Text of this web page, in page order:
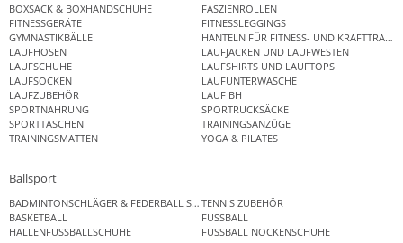
BOXSACK & BOXHANDSCHUHE
FASZIENROLLEN
FITNESSGERÄTE
FITNESSLEGGINGS
GYMNASTIKBÄLLE
HANTELN FÜR FITNESS- UND
LAUFHOSEN
LAUFJACKEN UND LAUFWESTEN
LAUFSCHUHE
LAUFSHIRTS UND LAUFTOPS
LAUFSOCKEN
LAUFUNTERWÄSCHE
LAUFZUBEHÖR
LAUF BH
SPORTNAHRUNG
SPORTRUCKSÄCKE
SPORTTASCHEN
TRAININGSANZÜGE
TRAININGSMATTEN
YOGA & PILATES
Ballsport
BADMINTONSCHLÄGER & FEDERBALL SETSTENNIS ZUBEHÖR
BASKETBALL
FUSSBALL
HALLENFUSSBALLSCHUHE
FUSSBALL NOCKENSCHUHE